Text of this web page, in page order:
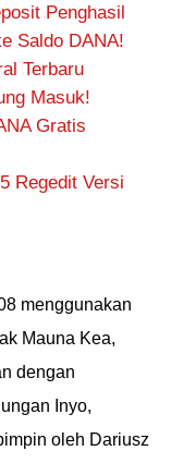
Penghasil
Saldo DANA!
Terbaru
Masuk!
Gratis
Regedit Versi
menggunakan
Mauna Kea,
dengan
Inyo,
oleh Dariusz